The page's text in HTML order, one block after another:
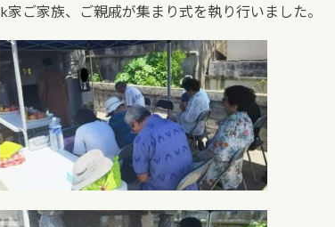
k家ご家族、ご親戚が集まり式を執り行いました。